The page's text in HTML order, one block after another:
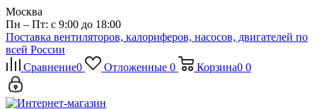
Москва
Пн – Пт: с 9:00 до 18:00
Поставка вентиляторов, калориферов, насосов, двигателей по
всей России
Сравнение0 Отложенные 0 Корзина0 0